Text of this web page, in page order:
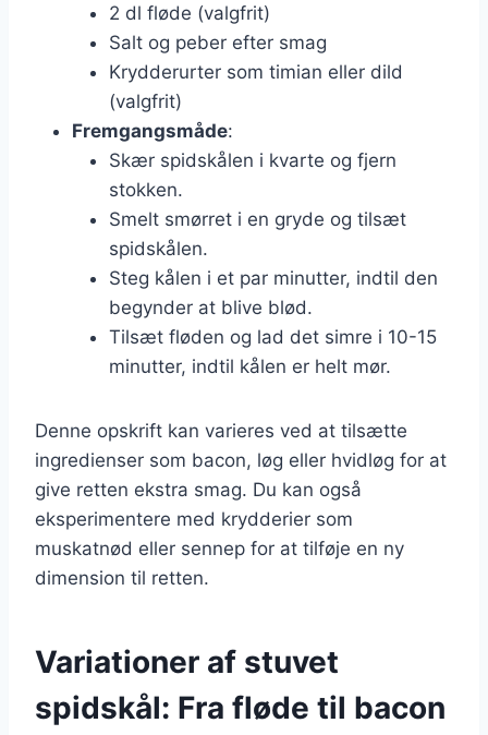
2 dl fløde (valgfrit)
Salt og peber efter smag
Krydderurter som timian eller dild
(valgfrit)
Fremgangsmåde:
Skær spidskålen i kvarte og fjern
stokken.
Smelt smørret i en gryde og tilsæt
spidskålen.
Steg kålen i et par minutter, indtil den
begynder at blive blød.
Tilsæt fløden og lad det simre i 10-15
minutter, indtil kålen er helt mør.
Denne opskrift kan varieres ved at tilsætte
ingredienser som bacon, løg eller hvidløg for at
give retten ekstra smag. Du kan også
eksperimentere med krydderier som
muskatnød eller sennep for at tilføje en ny
dimension til retten.
Variationer af stuvet
spidskål: Fra fløde til bacon